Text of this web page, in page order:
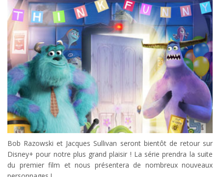
Bob Razowski et Jacques Sullivan seront bientôt de retour sur
Disney+ pour notre plus grand plaisir ! La série prendra la suite
du premier film et nous présentera de nombreux nouveaux